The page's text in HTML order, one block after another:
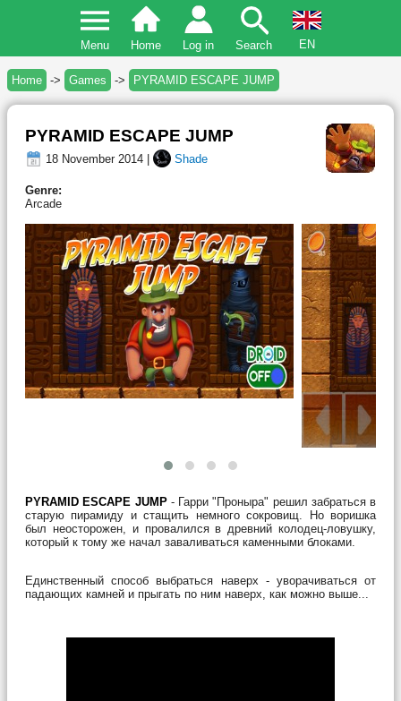
Menu Home Log in Search EN
Home -> Games -> PYRAMID ESCAPE JUMP
PYRAMID ESCAPE JUMP
18 November 2014 | Shade
Genre:
Arcade
PYRAMID ESCAPE JUMP- Гарри "Проныра" решил забраться в
старую пирамиду и стащить немного сокровищ. Но воришка
был неосторожен, и провалился в древний колодец-ловушку,
который к тому же начал заваливаться каменными блоками.
Единственный способ выбраться наверх - уворачиваться от
падающих камней и прыгать по ним наверх, как можно выше...